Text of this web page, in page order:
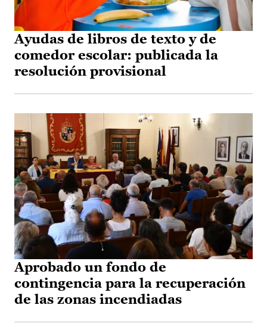
Ayudas de libros de texto y de
comedor escolar: publicada la
resolución provisional
Aprobado un fondo de
contingencia para la recuperación
de las zonas incendiadas